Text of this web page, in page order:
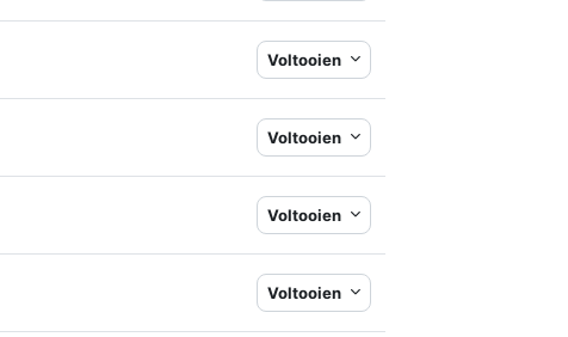
Voltooien
Voltooien
Voltooien
Voltooien